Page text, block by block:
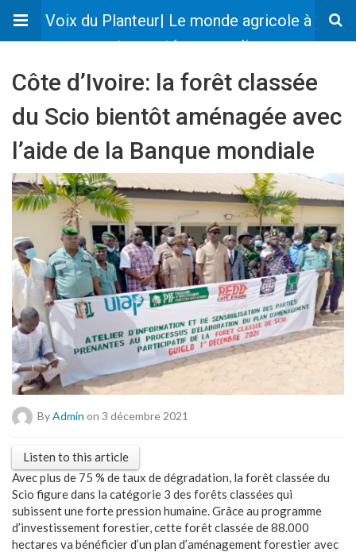
Voix du Planteur| Le monde agricole à
votre portée en un clic
Côte d’Ivoire: la forêt classée
du Scio bientôt aménagée avec
l’aide de la Banque mondiale
By Admin on 3 décembre 2021
Listen to this article
Avec plus de 75 % de taux de dégradation, la forêt classée du
Scio figure dans la catégorie 3 des forêts classées qui
subissent une forte pression humaine. Grâce au programme
d’investissement forestier, cette forêt classée de 88.000
hectares va bénéficier d’un plan d’aménagement forestier avec